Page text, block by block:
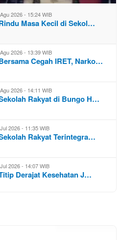
2026 - 15:24 WIB
Masa Kecil di Sekol…
2026 - 13:39 WIB
Cegah IRET, Narko…
2026 - 14:11 WIB
Rakyat di Bungo H…
2026 - 11:35 WIB
Rakyat Terintegra…
2026 - 14:07 WIB
Derajat Kesehatan J…